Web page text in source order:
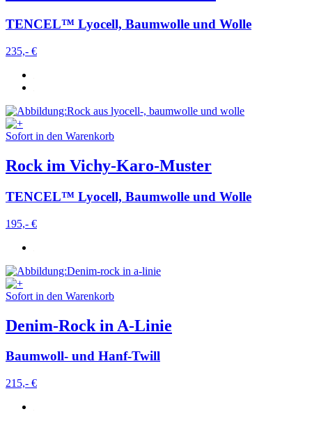
AGB
TENCEL™ Lyocell, Baumwolle und Wolle
235,- €
Sofort in den Warenkorb
Rock im Vichy-Karo-Muster
TENCEL™ Lyocell, Baumwolle und Wolle
195,- €
Sofort in den Warenkorb
Denim-Rock in A-Linie
Baumwoll- und Hanf-Twill
215,- €